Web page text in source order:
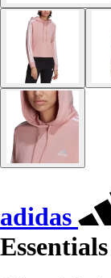
adidas